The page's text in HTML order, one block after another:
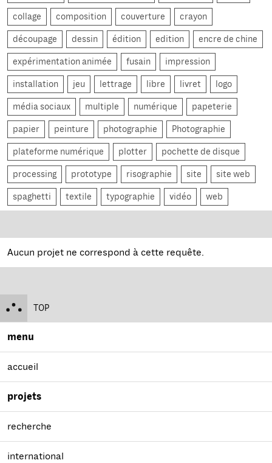
collage composition couverture crayon
découpage dessin édition edition encre de chine
expérimentation animée fusain impression
installation jeu lettrage libre livret logo
média sociaux multiple numérique papeterie
papier peinture photographie Photographie
plateforme numérique plotter pochette de disque
processing prototype risographie site site web
spaghetti textile typographie vidéo web
Aucun projet ne correspond à cette requête.
TOP
menu
accueil
projets
recherche
international